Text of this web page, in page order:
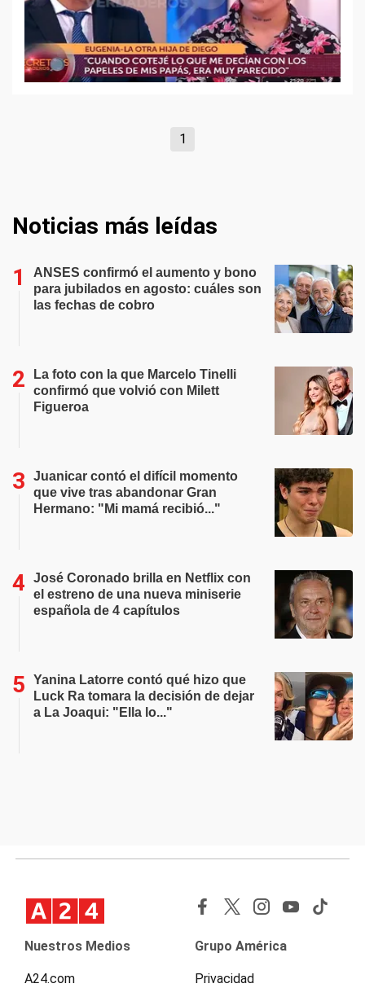
1
Noticias más leídas
ANSES confirmó el aumento y bono
para jubilados en agosto: cuáles son
las fechas de cobro
La foto con la que Marcelo Tinelli
confirmó que volvió con Milett
Figueroa
Juanicar contó el difícil momento
que vive tras abandonar Gran
Hermano: "Mi mamá recibió..."
José Coronado brilla en Netflix con
el estreno de una nueva miniserie
española de 4 capítulos
Yanina Latorre contó qué hizo que
Luck Ra tomara la decisión de dejar
a La Joaqui: "Ella lo..."
Nuestros Medios
A24.com
Grupo América
Privacidad